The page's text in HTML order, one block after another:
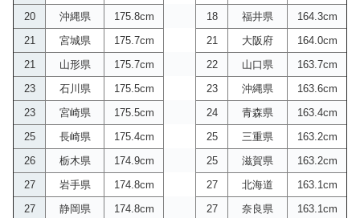
20
沖縄県 175.8cm 18 福井県
164.3cm
21
宮城県 175.7cm 21 大阪府
164.0cm
21
山形県 175.7cm 22 山口県
163.7cm
23
石川県 175.5cm 23 沖縄県
163.6cm
23
宮崎県 175.5cm 24 青森県
163.4cm
25
長崎県 175.4cm 25 三重県
163.2cm
26
栃木県 174.9cm 25 滋賀県
163.2cm
27
岩手県 174.8cm 27 北海道
163.1cm
27
静岡県 174.8cm 27 奈良県 163.1cm